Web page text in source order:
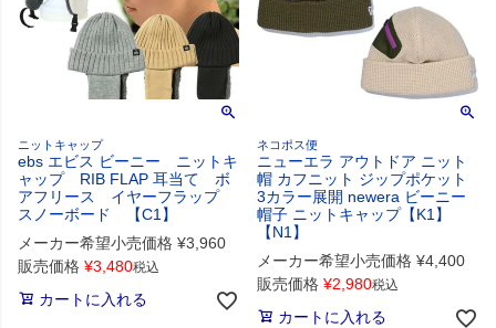
ニットキャップ
ebs エビス ビーニー ニットキ
ャップ RIB FLAP 耳当て ボ
アフリース イヤーフラップ
スノーボード 【C1】
メーカー希望小売価格 ¥3,960
販売価格 ¥3,480税込
カートに入れる
ネコポス便
ニューエラ アウトドア ニット
帽 カフニット ジップポケット
3カラー展開 newera ビーニー
帽子 ニットキャップ【K1】
【N1】
メーカー希望小売価格 ¥4,400
販売価格 ¥2,980税込
カートに入れる